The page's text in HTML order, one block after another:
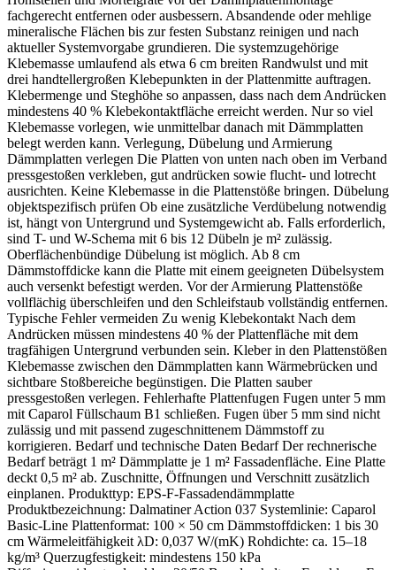
fachgerecht entfernen oder ausbessern. Absandende oder mehlige
mineralische Flächen bis zur festen Substanz reinigen und nach
aktueller Systemvorgabe grundieren. Die systemzugehörige
Klebemasse umlaufend als etwa 6 cm breiten Randwulst und mit
drei handtellergroßen Klebepunkten in der Plattenmitte auftragen.
Klebermenge und Steghöhe so anpassen, dass nach dem Andrücken
mindestens 40 % Klebekontaktfläche erreicht werden. Nur so viel
Klebemasse vorlegen, wie unmittelbar danach mit Dämmplatten
belegt werden kann. Verlegung, Dübelung und Armierung
Dämmplatten verlegen Die Platten von unten nach oben im Verband
pressgestoßen verkleben, gut andrücken sowie flucht- und lotrecht
ausrichten. Keine Klebemasse in die Plattenstöße bringen. Dübelung
objektspezifisch prüfen Ob eine zusätzliche Verdübelung notwendig
ist, hängt von Untergrund und Systemgewicht ab. Falls erforderlich,
sind T- und W-Schema mit 6 bis 12 Dübeln je m² zulässig.
Oberflächenbündige Dübelung ist möglich. Ab 8 cm
Dämmstoffdicke kann die Platte mit einem geeigneten Dübelsystem
auch versenkt befestigt werden. Vor der Armierung Plattenstöße
vollflächig überschleifen und den Schleifstaub vollständig entfernen.
Typische Fehler vermeiden Zu wenig Klebekontakt Nach dem
Andrücken müssen mindestens 40 % der Plattenfläche mit dem
tragfähigen Untergrund verbunden sein. Kleber in den Plattenstößen
Klebemasse zwischen den Dämmplatten kann Wärmebrücken und
sichtbare Stoßbereiche begünstigen. Die Platten sauber
pressgestoßen verlegen. Fehlerhafte Plattenfugen Fugen unter 5 mm
mit Caparol Füllschaum B1 schließen. Fugen über 5 mm sind nicht
zulässig und mit passend zugeschnittenem Dämmstoff zu
korrigieren. Bedarf und technische Daten Bedarf Der rechnerische
Bedarf beträgt 1 m² Dämmplatte je 1 m² Fassadenfläche. Eine Platte
deckt 0,5 m² ab. Zuschnitte, Öffnungen und Verschnitt zusätzlich
einplanen. Produkttyp: EPS-F-Fassadendämmplatte
Produktbezeichnung: Dalmatiner Action 037 Systemlinie: Caparol
Basic-Line Plattenformat: 100 × 50 cm Dämmstoffdicken: 1 bis 30
cm Wärmeleitfähigkeit λD: 0,037 W/(mK) Rohdichte: ca. 15–18
kg/m³ Querzugfestigkeit: mindestens 150 kPa